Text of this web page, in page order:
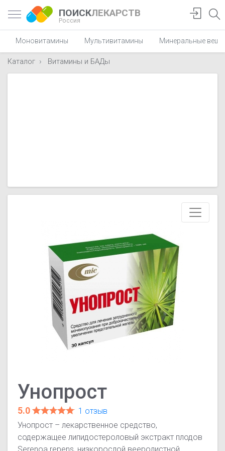
ПОИСКЛЕКАРСТВ
Россия
Моновитамины Мультивитамины Минеральные
Каталог Витамины и БАДы
Унопрост
5.0
1 отзыв
Унопрост – лекарственное средство,
содержащее липидостероловый экстракт плодов